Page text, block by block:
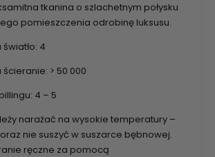
tkanina o szlachetnym połysku
pomieszczenia odrobinę luksusu.
4
> 50 000
4 – 5
narażać na wysokie temperatury –
nie suszyć w suszarce bębnowej.
ręczne za pomocą